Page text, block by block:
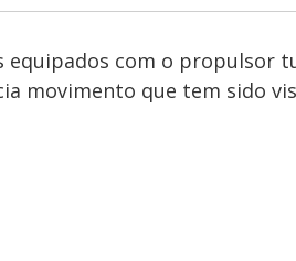
equipados com o propulsor
movimento que tem sido